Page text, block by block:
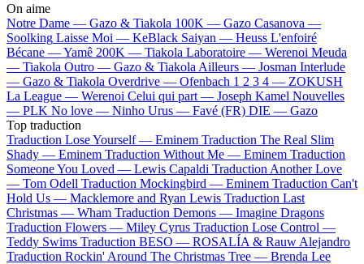
On aime
Notre Dame — Gazo & Tiakola 100K — Gazo Casanova —
Soolking Laisse Moi — KeBlack Saiyan — Heuss L'enfoiré
Bécane —Yamê 200K — Tiakola Laboratoire — Werenoi Meuda
— Tiakola Outro — Gazo & Tiakola Ailleurs — Josman Interlude
— Gazo & Tiakola Overdrive — Ofenbach 1 2 3 4 — ZOKUSH
La League — Werenoi Celui qui part — Joseph Kamel Nouvelles
— PLK No love — Ninho Urus — Favé (FR) DIE — Gazo
Top traduction
Traduction Lose Yourself — Eminem Traduction The Real Slim
Shady — Eminem Traduction Without Me — Eminem Traduction
Someone You Loved — Lewis Capaldi Traduction Another Love
— Tom Odell Traduction Mockingbird — Eminem Traduction Can't
Hold Us — Macklemore and Ryan Lewis Traduction Last
Christmas — Wham Traduction Demons — Imagine Dragons
Traduction Flowers — Miley Cyrus Traduction Lose Control —
Teddy Swims Traduction BESO — ROSALÍA & Rauw Alejandro
Traduction Rockin' Around The Christmas Tree — Brenda Lee